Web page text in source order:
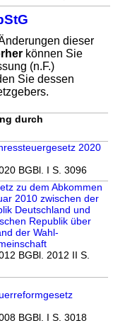
dieser
können Sie
(n.F.)
Sie dessen
durch
2020
BGBl. I S. 3096
zu dem Abkommen
2010 zwischen der
Deutschland und
Republik über
der Wahl-
BGBl. 2012 II S.
BGBl. I S. 3018